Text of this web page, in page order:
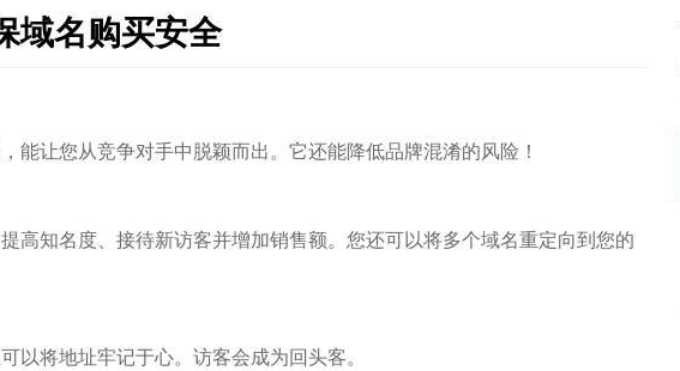
域名购买安全
能让您从竞争对手中脱颖而出。它还能降低品牌混淆的风险！
高知名度、接待新访客并增加销售额。您还可以将多个域名重定向到您的
以将地址牢记于心。访客会成为回头客。